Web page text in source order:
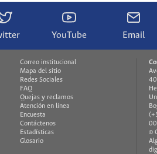
YouTube Email
Correo institucional
Mapa del sitio
Redes Sociales
FAQ
Quejas y reclamos
Atención en línea
Encuesta
Contáctenos
Estadísticas
Glosario
©